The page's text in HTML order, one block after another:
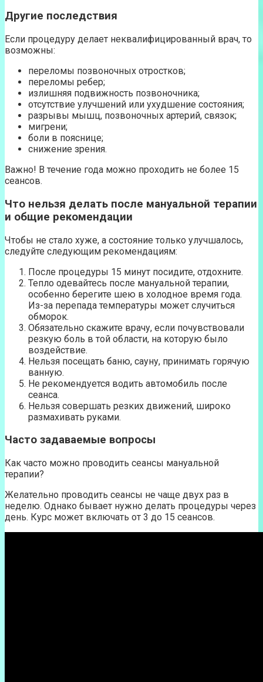
Другие последствия
Если процедуру делает неквалифицированный врач, то
возможны:
переломы позвоночных отростков;
переломы ребер;
излишняя подвижность позвоночника;
отсутствие улучшений или ухудшение состояния;
разрывы мышц, позвоночных артерий, связок;
мигрени;
боли в пояснице;
снижение зрения.
Важно! В течение года можно проходить не более 15
сеансов.
Что нельзя делать после мануальной терапии
и общие рекомендации
Чтобы не стало хуже, а состояние только улучшалось,
следуйте следующим рекомендациям:
После процедуры 15 минут посидите, отдохните.
Тепло одевайтесь после мануальной терапии,
особенно берегите шею в холодное время года.
Из-за перепада температуры может случиться
обморок.
Обязательно скажите врачу, если почувствовали
резкую боль в той области, на которую было
воздействие.
Нельзя посещать баню, сауну, принимать горячую
ванную.
Не рекомендуется водить автомобиль после
сеанса.
Нельзя совершать резких движений, широко
размахивать руками.
Часто задаваемые вопросы
Как часто можно проводить сеансы мануальной
терапии?
Желательно проводить сеансы не чаще двух раз в
неделю. Однако бывает нужно делать процедуры через
день. Курс может включать от 3 до 15 сеансов.